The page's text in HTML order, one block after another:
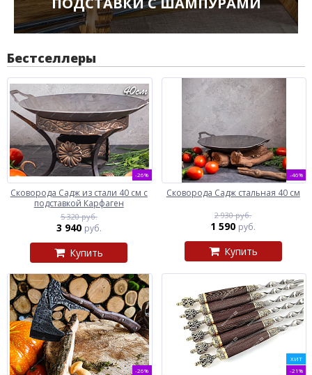
Бестселлеры
-26%
Сковорода Садж из стали 40 см с
подставкой Карфаген
5 320 руб.
3 940 руб.
Купить
-46%
Сковорода Садж стальная 40 см
2 930 руб.
1 590 руб.
Купить
-26%
ХИТ
-21%